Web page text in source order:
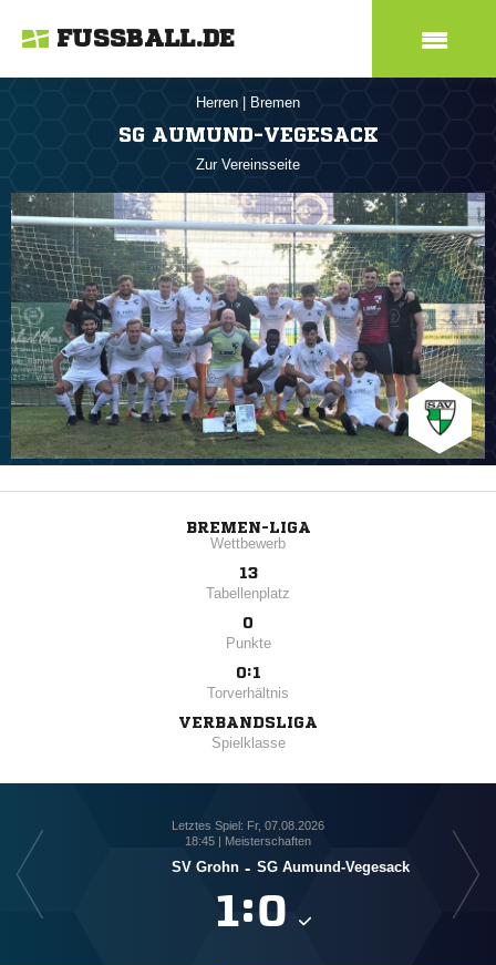
FUSSBALL.DE
Herren Bremen
SG AUMUND-VEGESACK
Zur Vereinsseite
BREMEN-LIGA
Wettbewerb
13
Tabellenplatz
0
Punkte
0:1
Torverhältnis
VERBANDSLIGA
Spielklasse
Letztes Spiel: Fr, 07.08.2026
18:45 | Meisterschaften
SV Grohn - SG Aumund-Vegesack
: